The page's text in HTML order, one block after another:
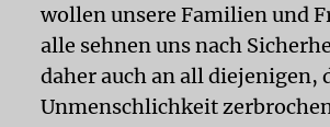
wollen unsere Familien und
alle sehnen uns nach
daher auch an all diejenigen,
Unmenschlichkeit